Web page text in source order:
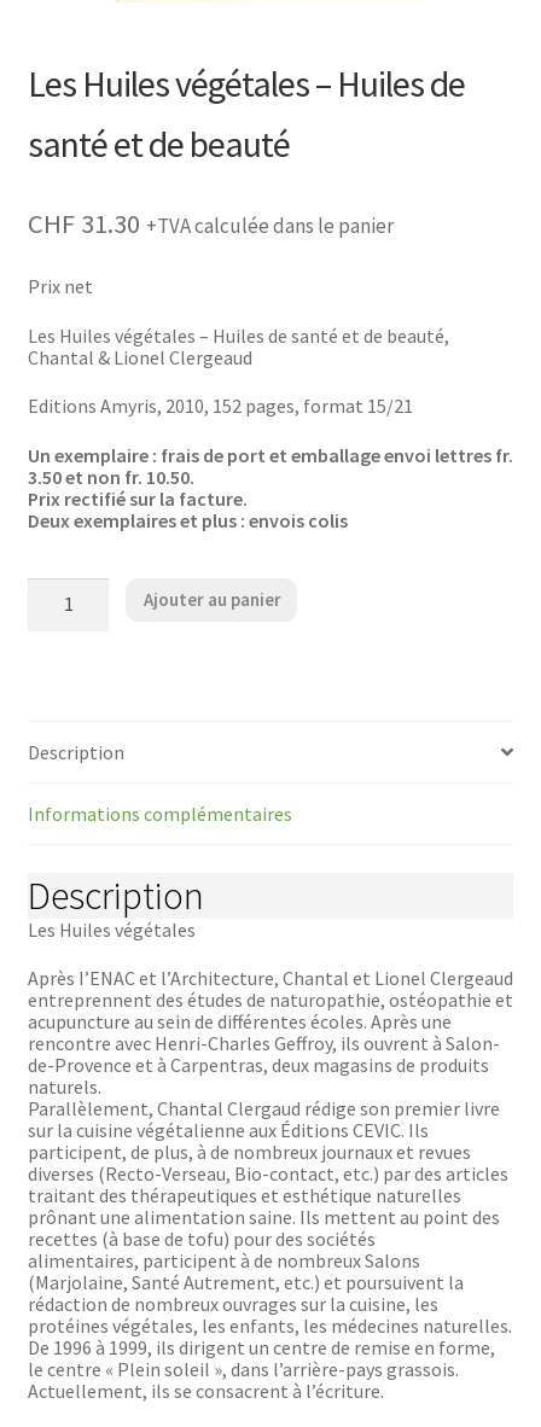
Les Huiles végétales – Huiles de
santé et de beauté
CHF31.30 +TVA calculée dans le panier
Prix net
Les Huiles végétales – Huiles de santé et de beauté,
Chantal & Lionel Clergeaud
Editions Amyris, 2010, 152 pages, format 15/21
Un exemplaire : frais de port et emballage envoi lettres fr.
3.50 et non fr. 10.50.
Prix rectifié sur la facture.
Deux exemplaires et plus : envois colis
quantité
santé
de
beauté
Ajouter au panier
Description
Informations complémentaires
Description
Les Huiles végétales
Après I’ENAC et l’Architecture, Chantal et Lionel Clergeaud
entreprennent des études de naturopathie, ostéopathie et
acupuncture au sein de différentes écoles. Après une
rencontre avec Henri-Charles Geffroy, ils ouvrent à Salon-
de-Provence et à Carpentras, deux magasins de produits
naturels.
Parallèlement, Chantal Clergaud rédige son premier livre
sur la cuisine végétalienne aux Éditions CEVIC. Ils
participent, de plus, à de nombreux journaux et revues
diverses (Recto-Verseau, Bio-contact, etc.) par des articles
traitant des thérapeutiques et esthétique naturelles
prônant une alimentation saine. Ils mettent au point des
recettes (à base de tofu) pour des sociétés
alimentaires, participent à de nombreux Salons
(Marjolaine, Santé Autrement, etc.) et poursuivent la
rédaction de nombreux ouvrages sur la cuisine, les
protéines végétales, les enfants, les médecines naturelles.
De 1996 à 1999, ils dirigent un centre de remise en forme,
le centre « Plein soleil », dans l’arrière-pays grassois.
Actuellement, ils se consacrent à l’écriture.